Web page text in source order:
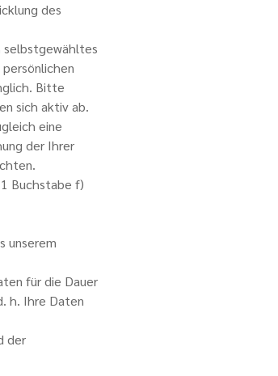
des
selbstgewähltes
Bitte
sich aktiv ab.
eine
der Ihrer
Buchstabe f)
unserem
für die Dauer
h. Ihre Daten
der